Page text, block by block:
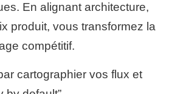
En alignant architecture,
produit, vous transformez la
compétitif.
cartographier vos flux et